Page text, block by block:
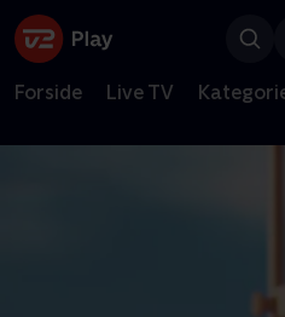
Forside Live TV